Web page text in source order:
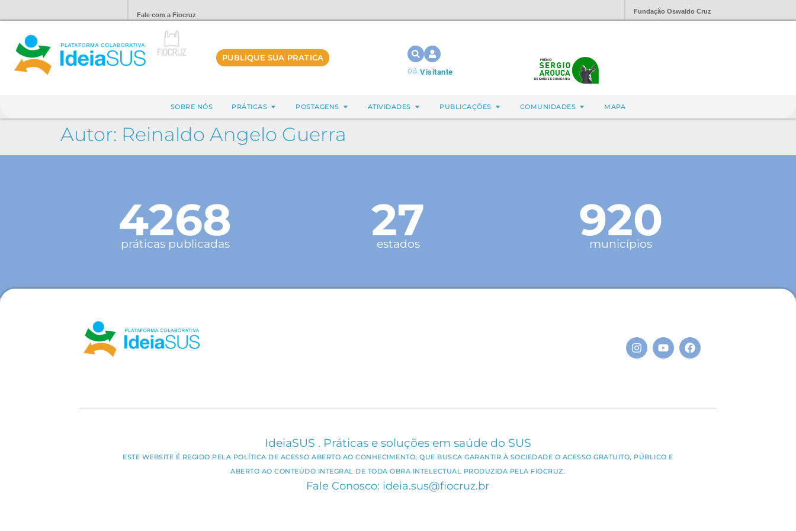
Fale com a Fiocruz Fundação Oswaldo Cruz
PUBLIQUE SUA PRATICA
Olá,Visitante
SOBRE NÓS PRÁTICAS POSTAGENS ATIVIDADES PUBLICAÇÕES COMUNIDADES MAPA
Autor: Reinaldo Angelo Guerra
4268
práticas publicadas 27
estados 920
municípios
IdeiaSUS . Práticas e soluções em saúde do SUS
ESTE WEBSITE É REGIDO PELA POLÍTICA DE ACESSO ABERTO AO CONHECIMENTO, QUE BUSCA GARANTIR À SOCIEDADE O ACESSO GRATUITO, PÚBLICO E
ABERTO AO CONTEÚDO INTEGRAL DE TODA OBRA INTELECTUAL PRODUZIDA PELA FIOCRUZ.
Fale Conosco: ideia.sus@fiocruz.br